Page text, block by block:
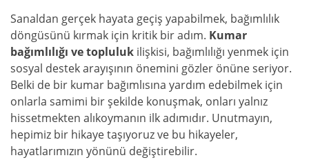
Sanaldan gerçek hayata geçiş yapabilmek, bağımlılık
döngüsünü kırmak için kritik bir adım. Kumar
bağımlılığı ve topluluk ilişkisi, bağımlılığı yenmek için
sosyal destek arayışının önemini gözler önüne seriyor.
Belki de bir kumar bağımlısına yardım edebilmek için
onlarla samimi bir şekilde konuşmak, onları yalnız
hissetmekten alıkoymanın ilk adımıdır. Unutmayın,
hepimiz bir hikaye taşıyoruz ve bu hikayeler,
hayatlarımızın yönünü değiştirebilir.